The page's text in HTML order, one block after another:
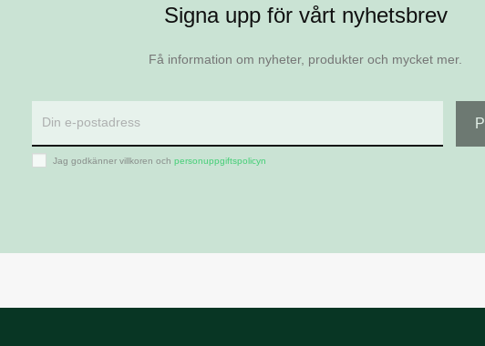
Signa upp för vårt nyhetsbrev
Få information om nyheter, produkter och mycket mer.
Jag godkänner villkoren och personuppgiftspolicyn